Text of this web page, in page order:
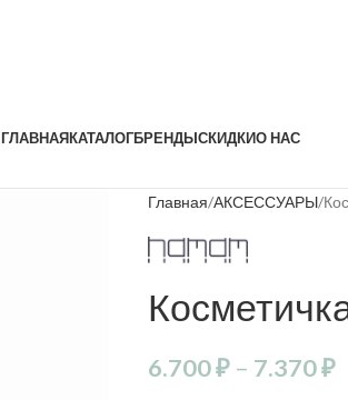
ГЛАВНАЯКАТАЛОГБРЕНДЫСКИДКИО НАС
Главная АКСЕССУАРЫ
6.700₽ – 7.370₽